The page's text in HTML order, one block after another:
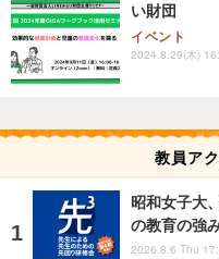
い財団
イベント
2024.8.29(木)
教員ア
昭和女子大
の教育の強
2026.8.6 Thu